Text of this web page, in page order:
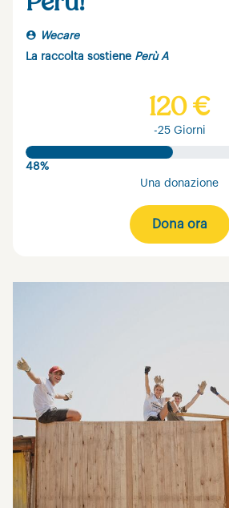
Wecare
La raccolta sostiene Perù A
120 €
-25 Giorni
48%
Una donazione
Dona ora